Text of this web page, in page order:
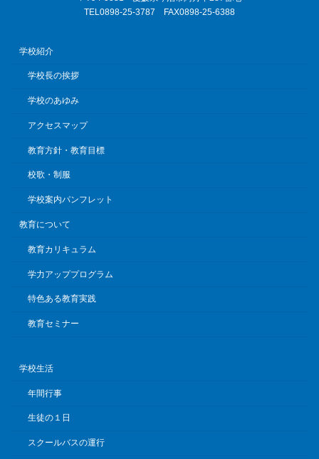
TEL0898-25-3787 FAX0898-25-6388
学校紹介
学校長の挨拶
学校のあゆみ
アクセスマップ
教育方針・教育目標
校歌・制服
学校案内パンフレット
教育について
教育カリキュラム
学力アッププログラム
特色ある教育実践
教育セミナー
学校生活
年間行事
生徒の１日
スクールバスの運行